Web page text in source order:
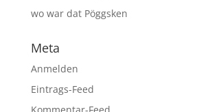
wo war dat Pöggsken
Meta
Anmelden
Eintrags-Feed